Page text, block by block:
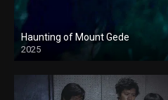
Haunting of Mount Gede
2025